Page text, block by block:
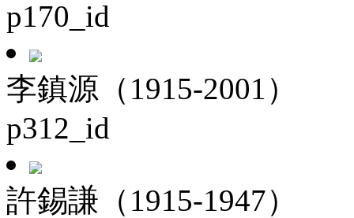
p170_id
李鎮源（1915-2001）
p312_id
許錫謙（1915-1947）